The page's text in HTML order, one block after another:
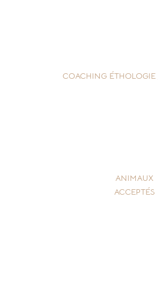
COACHING ÉTHOLOGIE
ANIMAUX
ACCEPTÉS